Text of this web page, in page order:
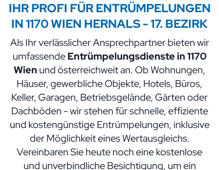
IHR PROFI FÜR ENTRÜMPELUNGEN
IN 1170 WIEN HERNALS - 17. BEZIRK
Als Ihr verlässlicher Ansprechpartner bieten wir
umfassendeEntrümpelungsdienste in 1170
Wien und österreichweit an. Ob Wohnungen,
Häuser, gewerbliche Objekte, Hotels, Büros,
Keller, Garagen, Betriebsgelände, Gärten oder
Dachböden - wir stehen für schnelle, effiziente
und kostengünstige Entrümpelungen, inklusive
der Möglichkeit eines Wertausgleichs.
Vereinbaren Sie heute noch eine kostenlose
und unverbindliche Besichtigung, um ein